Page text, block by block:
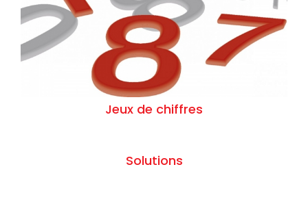
Jeux de chiffres
Solutions